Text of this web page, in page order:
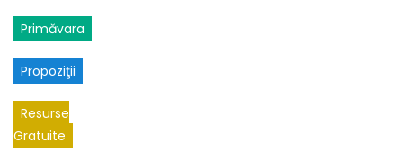
Primăvara
Propoziţii
Resurse
Gratuite